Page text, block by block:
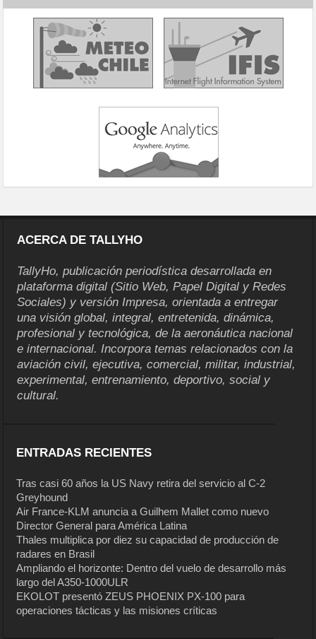
ACERCA DE TALLYHO
TallyHo, publicación periodística desarrollada en
plataforma digital (Sitio Web, Papel Digital y Redes
Sociales) y versión Impresa, orientada a entregar
una visión global, integral, entretenida, dinámica,
profesional y tecnológica, de la aeronáutica nacional
e internacional. Incorpora temas relacionados con la
aviación civil, ejecutiva, comercial, militar, industrial,
experimental, entrenamiento, deportivo, social y
cultural.
ENTRADAS RECIENTES
Tras casi 60 años la US Navy retira del servicio al C-2
Greyhound
Air France-KLM anuncia a Guilhem Mallet como nuevo
Director General para América Latina
Thales multiplica por diez su capacidad de producción de
radares en Brasil
Ampliando el horizonte: Dentro del vuelo de desarrollo más
largo del A350-1000ULR
EKOLOT presentó ZEUS PHOENIX PX-100 para
operaciones tácticas y las misiones críticas